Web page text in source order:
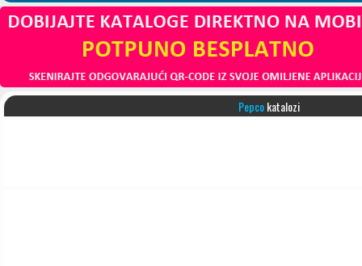
Pepcokatalozi